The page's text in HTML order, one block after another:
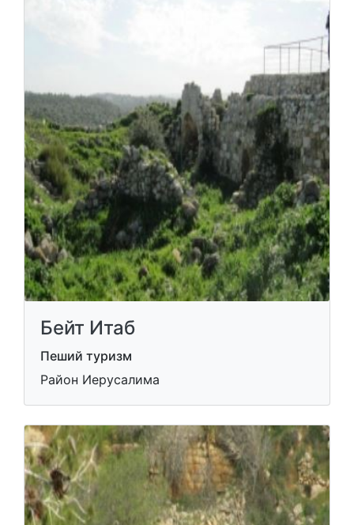
Бейт Итаб
Пеший туризм
Район Иерусалима